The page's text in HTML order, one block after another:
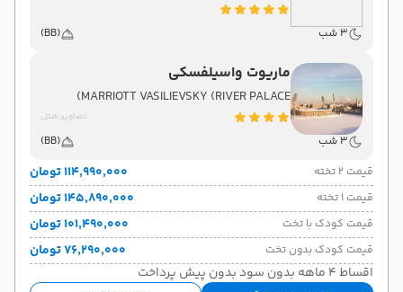
3 شب (BB)
ماریوت واسیلفسکی
MARRIOTT VASILIEVSKY (RIVER PALACE)
تصاویر هتل
3 شب
(BB)
قیمت 2 تخته
۱۱۴٬۹۹۰٬۰۰۰ تومان
قیمت 1 تخته ۱۴۵٬۸۹۰٬۰۰۰ تومان
قیمت کودک با تخت ۱۰۱٬۴۹۰٬۰۰۰ تومان
قیمت کودک بدون تخت
۷۶٬۲۹۰٬۰۰۰ تومان
اقساط 4 ماهه بدون سود بدون پیش پرداخت